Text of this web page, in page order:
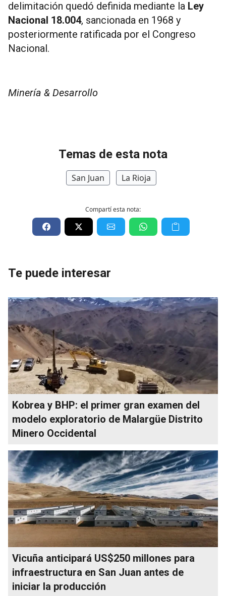
delimitación quedó definida mediante la Ley
Nacional 18.004, sancionada en 1968 y
posteriormente ratificada por el Congreso
Nacional.
Minería & Desarrollo
Temas de esta nota
San Juan La Rioja
Compartí esta nota:
Te puede interesar
Kobrea y BHP: el primer gran examen del
modelo exploratorio de Malargüe Distrito
Minero Occidental
Vicuña anticipará US$250 millones para
infraestructura en San Juan antes de
iniciar la producción